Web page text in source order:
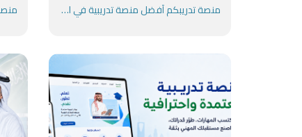
منصة تدريبكم أفضل منصة تدريبية في السعودية لتطوير مستقبلك المهني